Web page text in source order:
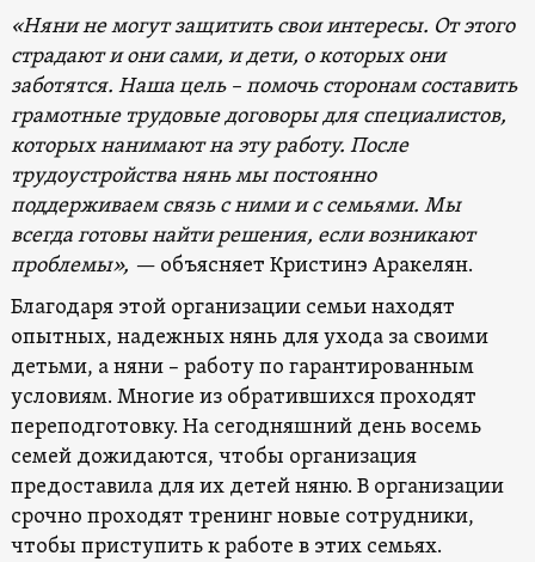
«Няни не могут защитить свои интересы. От этого
страдают и они сами, и дети, о которых они
заботятся. Наша цель – помочь сторонам составить
грамотные трудовые договоры для специалистов,
которых нанимают на эту работу. После
трудоустройства нянь мы постоянно
поддерживаем связь с ними и с семьями. Мы
всегда готовы найти решения, если возникают
проблемы», —объясняет Кристинэ Аракелян.
Благодаря этой организации семьи находят
опытных, надежных нянь для ухода за своими
детьми, а няни – работу по гарантированным
условиям. Многие из обратившихся проходят
переподготовку. На сегодняшний день восемь
семей дожидаются, чтобы организация
предоставила для их детей няню. В организации
срочно проходят тренинг новые сотрудники,
чтобы приступить к работе в этих семьях.